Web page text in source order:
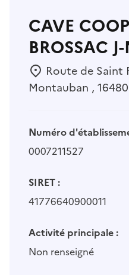
CAVE
BROSSAC
Route de Saint
Montauban ,
Numéro
0007211527
SIRET :
41776640900011
Activité principale :
Non renseigné